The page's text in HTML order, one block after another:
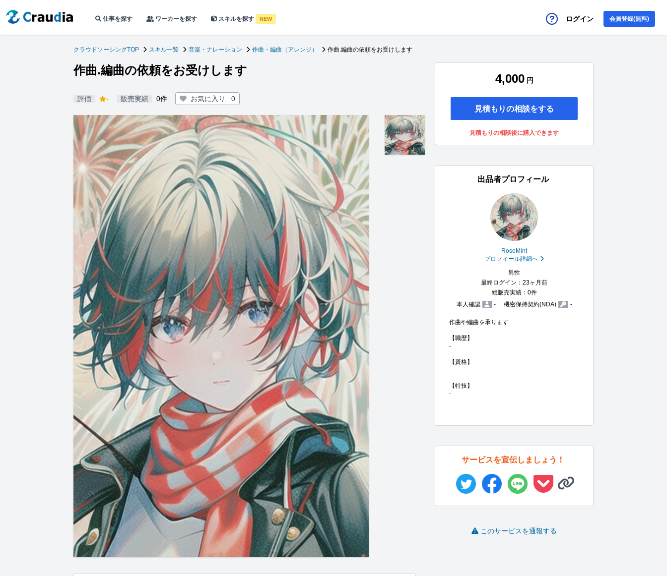
仕事を探す ワーカーを探す スキルを探す NEW ログイン 会員登録(無料)
クラウドソーシングTOP スキル一覧 音楽・ナレーション 作曲・編曲（アレンジ） 作曲.編曲の依頼をお受けします
作曲.編曲の依頼をお受けします
評価 - 販売実績 0件 お気に入り 0
4,000 円
見積もりの相談をする
見積もりの相談後に購入できます
出品者プロフィール
RoseMint
プロフィール詳細へ
男性
最終ログイン：23ヶ月前
総販売実績：0件
本人確認
- 機密保持契約(NDA) -
作曲や編曲を承ります
【職歴】
-
【資格】
-
【特技】
-
サービスを宣伝しましょう！
このサービスを通報する